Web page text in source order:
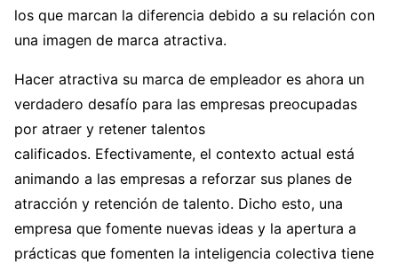
los que marcan la diferencia debido a su relación con
una imagen de marca atractiva.
Hacer atractiva su marca de empleador es ahora un
verdadero desafío para las empresas preocupadas
por atraer y retener talentos
calificados. Efectivamente, el contexto actual está
animando a las empresas a reforzar sus planes de
atracción y retención de talento. Dicho esto, una
empresa que fomente nuevas ideas y la apertura a
prácticas que fomenten la inteligencia colectiva tiene